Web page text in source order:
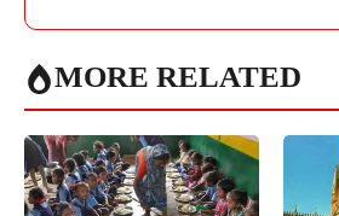
MORE RELATED